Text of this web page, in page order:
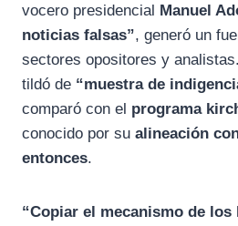
e
b
k
e
g
a
m
s
A
p
vocero presidencial Manuel
noticias falsas”, generó un
sectores opositores y analistas.
tildó de “muestra de
comparó con el programa
conocido por su alineación
entonces.
“Copiar el mecanismo de